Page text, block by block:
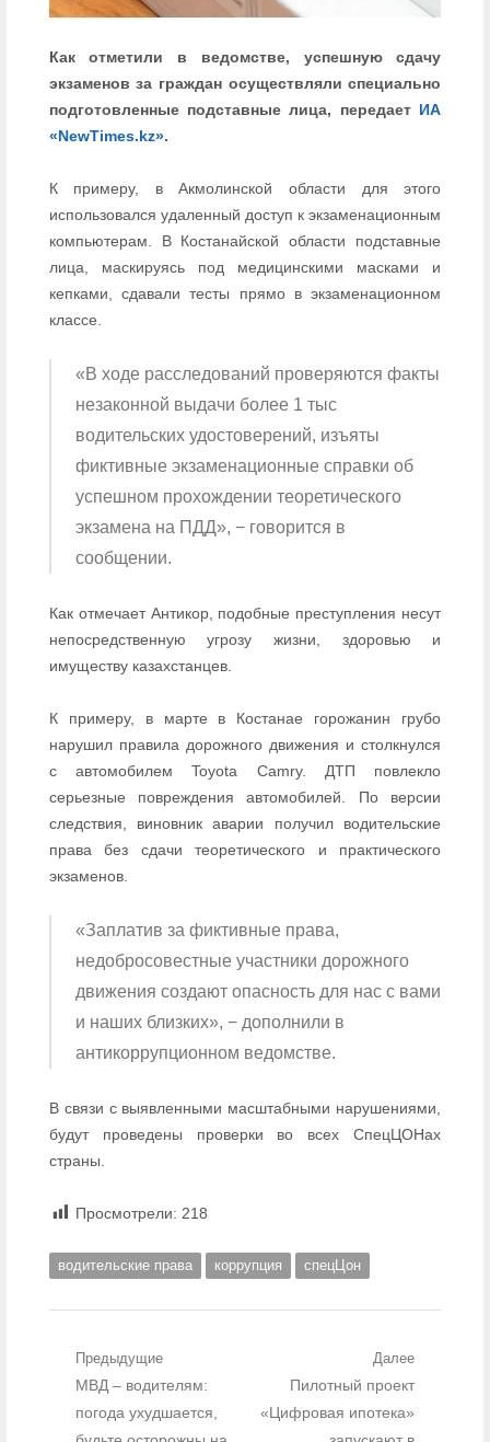
Как отметили в ведомстве, успешную сдачу
экзаменов за граждан осуществляли специально
подготовленные подставные лица, передает ИА
«NewTimes.kz».
К примеру, в Акмолинской области для этого
использовался удаленный доступ к экзаменационным
компьютерам. В Костанайской области подставные
лица, маскируясь под медицинскими масками и
кепками, сдавали тесты прямо в экзаменационном
классе.
«В ходе расследований проверяются факты
незаконной выдачи более 1 тыс
водительских удостоверений, изъяты
фиктивные экзаменационные справки об
успешном прохождении теоретического
экзамена на ПДД», − говорится в
сообщении.
Как отмечает Антикор, подобные преступления несут
непосредственную угрозу жизни, здоровью и
имуществу казахстанцев.
К примеру, в марте в Костанае горожанин грубо
нарушил правила дорожного движения и столкнулся
с автомобилем Toyota Сamry. ДТП повлекло
серьезные повреждения автомобилей. По версии
следствия, виновник аварии получил водительские
права без сдачи теоретического и практического
экзаменов.
«Заплатив за фиктивные права,
недобросовестные участники дорожного
движения создают опасность для нас с вами
и наших близких», − дополнили в
антикоррупционном ведомстве.
В связи с выявленными масштабными нарушениями,
будут проведены проверки во всех СпецЦОНах
страны.
Просмотрели: 218
водительские права коррупция спецЦон
Навигация по записям
Предыдущие
Предыдущий пост:
МВД – водителям:
погода ухудшается,
Далее
Следующий пост:
Пилотный проект
«Цифровая ипотека»